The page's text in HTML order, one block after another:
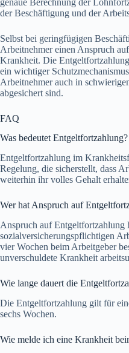
der Beschäftigung und der
Selbst bei geringfügigen
Arbeitnehmer einen Anspruch
Krankheit. Die
ein wichtiger
Arbeitnehmer auch in
abgesichert sind.
FAQ
Was bedeutet Entgeltfortzahlung?
Entgeltfortzahlung im
Regelung, die sicherstellt, dass
weiterhin ihr volles Gehalt
Wer hat Anspruch auf
Anspruch auf Entgeltfortzahlung
sozialversicherungspflichtigen
vier Wochen beim Arbeitgeber
unverschuldete Krankheit
Wie lange dauert die
Die Entgeltfortzahlung gilt für
sechs Wochen.
Wie melde ich eine Krankheit